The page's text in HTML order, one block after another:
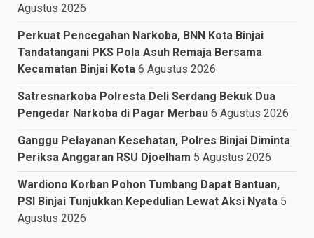
Agustus 2026
Perkuat Pencegahan Narkoba, BNN Kota Binjai
Tandatangani PKS Pola Asuh Remaja Bersama
Kecamatan Binjai Kota 6 Agustus 2026
Satresnarkoba Polresta Deli Serdang Bekuk Dua
Pengedar Narkoba di Pagar Merbau 6 Agustus 2026
Ganggu Pelayanan Kesehatan, Polres Binjai Diminta
Periksa Anggaran RSU Djoelham 5 Agustus 2026
Wardiono Korban Pohon Tumbang Dapat Bantuan,
PSI Binjai Tunjukkan Kepedulian Lewat Aksi Nyata 5
Agustus 2026